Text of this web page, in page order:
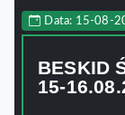
Data: 15-08-
BESKID
15-